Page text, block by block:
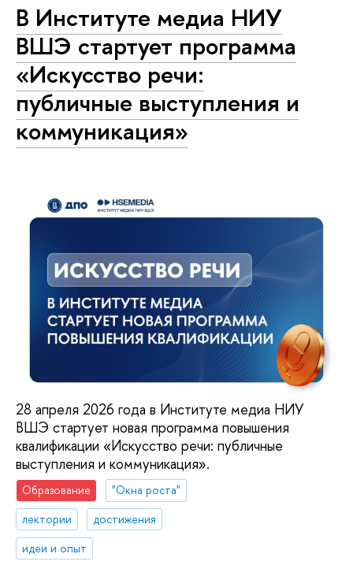
В Институте медиа НИУ
ВШЭ стартует программа
«Искусство речи:
публичные выступления и
коммуникация»
28 апреля 2026 года в Институте медиа НИУ
ВШЭ стартует новая программа повышения
квалификации «Искусство речи: публичные
выступления и коммуникация».
Образование
"Окна роста"
лектории
достижения
идеи и опыт